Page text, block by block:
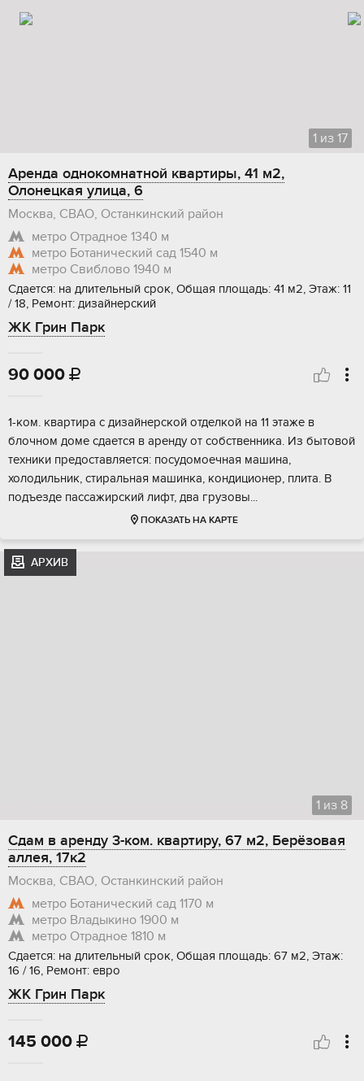
1 из 17
Аренда однокомнатной квартиры, 41 м2,
Олонецкая улица, 6
Москва, СВАО, Останкинский район
метро Отрадное 1340 м
метро Ботанический сад 1540 м
метро Свиблово 1940 м
Сдается: на длительный срок, Общая площадь: 41 м2, Этаж: 11
/ 18, Ремонт: дизайнерский
ЖК Грин Парк
90 000 
1-ком. квартира с дизайнерской отделкой на 11 этаже в
блочном доме сдается в аренду от собственника. Из бытовой
техники предоставляется: посудомоечная машина,
холодильник, стиральная машинка, кондиционер, плита. В
подъезде пассажирский лифт, два грузовы...
ПОКАЗАТЬ НА КАРТЕ
АРХИВ
1 из 8
Сдам в аренду 3-ком. квартиру, 67 м2, Берёзовая
аллея, 17к2
Москва, СВАО, Останкинский район
метро Ботанический сад 1170 м
метро Владыкино 1900 м
метро Отрадное 1810 м
Сдается: на длительный срок, Общая площадь: 67 м2, Этаж:
16 / 16, Ремонт: евро
ЖК Грин Парк
145 000 